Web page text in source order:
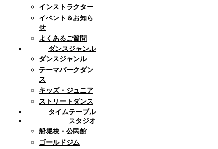
インストラクター
イベント＆お知ら
せ
よくあるご質問
ダンスジャンル
ダンスジャンル
テーマパークダン
ス
キッズ・ジュニア
ストリートダンス
タイムテーブル
スタジオ
船堀校・公民館
ゴールドジム